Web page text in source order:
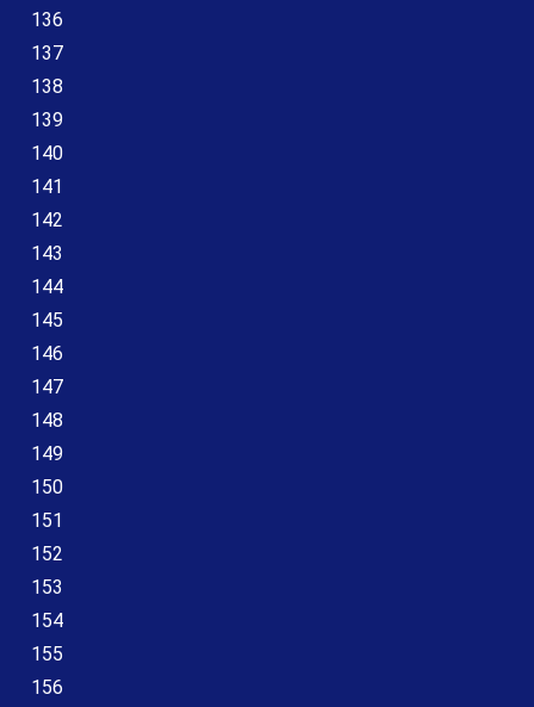
136
137
138
139
140
141
142
143
144
145
146
147
148
149
150
151
152
153
154
155
156